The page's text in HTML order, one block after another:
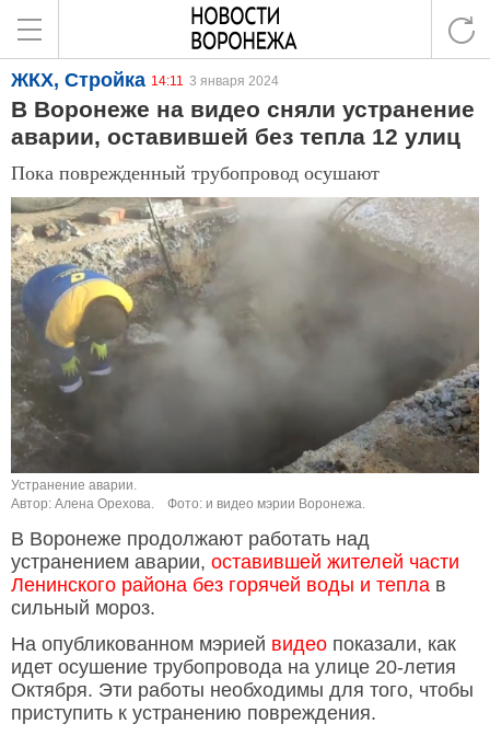
ЖКХ, Стройка 14:11 3 января 2024
В Воронеже на видео сняли устранение
аварии, оставившей без тепла 12 улиц
Пока поврежденный трубопровод осушают
Устранение аварии.
Автор: Алена Орехова.
Фото: и видео мэрии Воронежа.
В Воронеже продолжают работать над
устранением аварии, оставившей жителей части
Ленинского района без горячей воды и тепла в
сильный мороз.
На опубликованном мэрией видео показали, как
идет осушение трубопровода на улице 20-летия
Октября. Эти работы необходимы для того, чтобы
приступить к устранению повреждения.